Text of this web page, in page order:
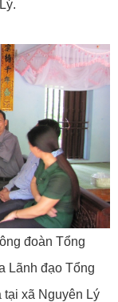
đoàn Tổng
Lãnh đạo Tổng
tại xã Nguyên Lý